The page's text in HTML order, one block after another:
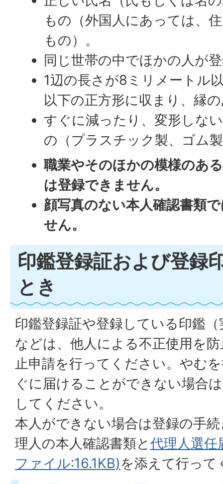
もの（外国人にあっては、
もの）。
同じ世帯の中でほかの人が
1辺の長さが8ミリメートル
以下の正方形に収まり、縁
すぐに減ったり、変形しな
の（プラスチック製、ゴム
職業やそのほかの模様のあ
は登録できません。
顔写真のない本人確認書類
せん。
印鑑登録証および登録
とき
印鑑登録証や登録している印鑑
などは、他人による不正使用を
止申請を行ってください。やむ
ぐに届けることができない場合
してください。
本人ができない場合は登録の手
理人の本人確認書類と 代理人選任
ファイル:16.1KB)を添えて行って